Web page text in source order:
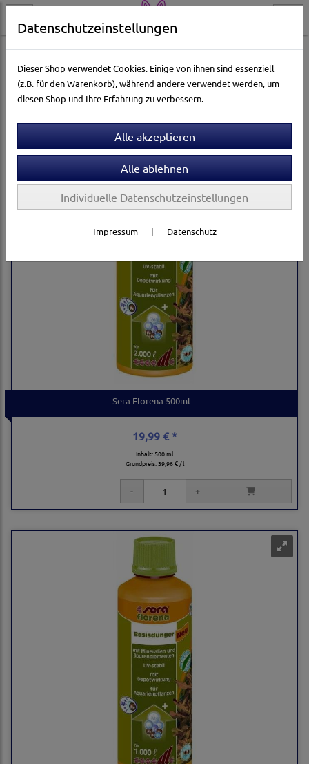
Aquarienwelt Pflanzenpflege Sera
Sortierung wählen
Sera Florena 500ml
19,99 € *
Inhalt: 500 ml
Grundpreis:39,98 € / l
Datenschutzeinstellungen
Dieser Shop verwendet Cookies. Einige von ihnen sind essenziell
(z.B. für den Warenkorb), während andere verwendet werden, um
diesen Shop und Ihre Erfahrung zu verbessern.
Individuelle Datenschutzeinstellungen
Impressum | Datenschutz